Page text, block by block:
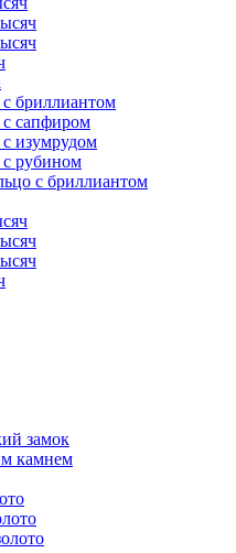
с бриллиантом
с сапфиром
с изумрудом
с рубином
с бриллиантом
замок
камнем